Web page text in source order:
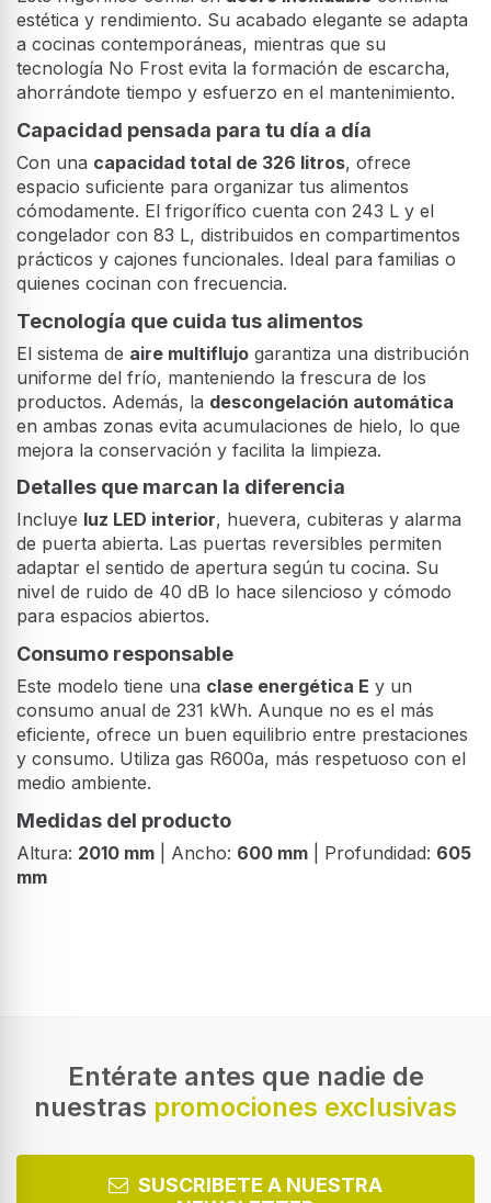
estética y rendimiento. Su acabado elegante se adapta
a cocinas contemporáneas, mientras que su
tecnología No Frost evita la formación de escarcha,
ahorrándote tiempo y esfuerzo en el mantenimiento.
Capacidad pensada para tu día a día
Con una capacidad total de 326 litros, ofrece
espacio suficiente para organizar tus alimentos
cómodamente. El frigorífico cuenta con 243 L y el
congelador con 83 L, distribuidos en compartimentos
prácticos y cajones funcionales. Ideal para familias o
quienes cocinan con frecuencia.
Tecnología que cuida tus alimentos
El sistema de aire multiflujo garantiza una distribución
uniforme del frío, manteniendo la frescura de los
productos. Además, la descongelación automática
en ambas zonas evita acumulaciones de hielo, lo que
mejora la conservación y facilita la limpieza.
Detalles que marcan la diferencia
Incluye luz LED interior, huevera, cubiteras y alarma
de puerta abierta. Las puertas reversibles permiten
adaptar el sentido de apertura según tu cocina. Su
nivel de ruido de 40 dB lo hace silencioso y cómodo
para espacios abiertos.
Consumo responsable
Este modelo tiene una clase energética E y un
consumo anual de 231 kWh. Aunque no es el más
eficiente, ofrece un buen equilibrio entre prestaciones
y consumo. Utiliza gas R600a, más respetuoso con el
medio ambiente.
Medidas del producto
Altura: 2010 mm | Ancho: 600 mm | Profundidad: 605
mm
Acero inoxidable
Bisagra para puerta
Entérate antes que nadie de
nuestras promociones exclusivas
SUSCRIBETE A NUESTRA